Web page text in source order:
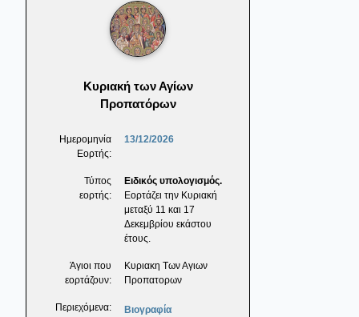
Κυριακή των Αγίων
Προπατόρων
Ημερομηνία
Εορτής:
13/12/2026
Τύπος
εορτής:
Ειδικός υπολογισμός.
Εορτάζει την Κυριακή
μεταξύ 11 και 17
Δεκεμβρίου εκάστου
έτους.
Άγιοι που
εορτάζουν:
Κυριακη Των Αγιων
Προπατορων
Περιεχόμενα:
Βιογραφία